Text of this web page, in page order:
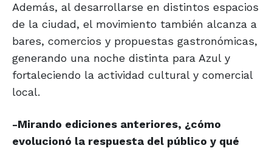
Además, al desarrollarse en distintos espacios
de la ciudad, el movimiento también alcanza a
bares, comercios y propuestas gastronómicas,
generando una noche distinta para Azul y
fortaleciendo la actividad cultural y comercial
local.
-Mirando ediciones anteriores, ¿cómo
evolucionó la respuesta del público y qué